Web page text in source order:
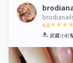
4.8
1 2 3 4
武蔵小杉